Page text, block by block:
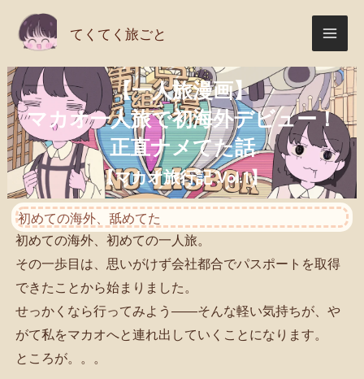
ス
キ
ッ
プ
てくてく旅ごと
【一人旅漫画】
マカオ一人旅で初海外デビュー！
正直ナメてた話
【マカオ旅行記 Vol.1】
初めての海外、舐めてた
初めての海外、初めての一人旅。
その一歩目は、思いがけず会社都合でパスポートを取得
できたことから始まりました。
せっかくなら行ってみよう――そんな軽い気持ちが、や
がて私をマカオへと連れ出していくことになります。
ところが。。。